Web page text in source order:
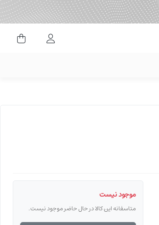
ورود کاربران
موجود نیست
متاسفانه این کالا در حال حاضر موجود نیست.